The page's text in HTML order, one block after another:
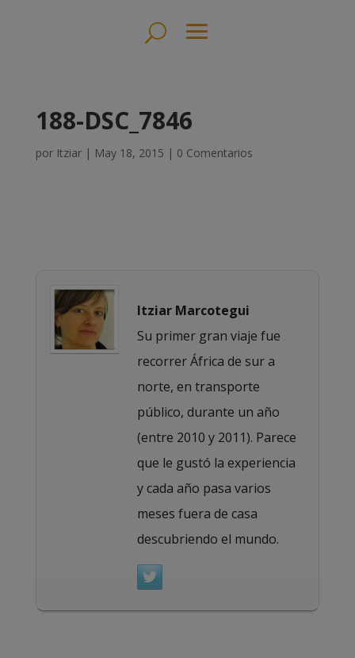
188-DSC_7846
por Itziar| May 18, 2015 | 0 Comentarios
Itziar Marcotegui
Su primer gran viaje fue
recorrer África de sur a
norte, en transporte
público, durante un año
(entre 2010 y 2011). Parece
que le gustó la experiencia
y cada año pasa varios
meses fuera de casa
descubriendo el mundo.